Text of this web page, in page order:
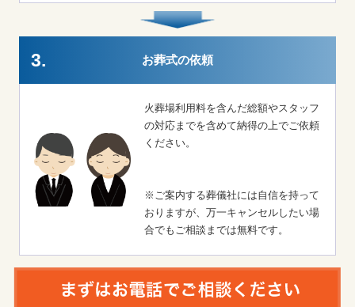
3. お葬式の依頼
火葬場利用料を含んだ総額やスタッフ
の対応までを含めて納得の上でご依頼
ください。
※ご案内する葬儀社には自信を持って
おりますが、万一キャンセルしたい場
合でもご相談までは無料です。